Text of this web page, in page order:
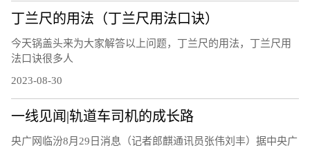
丁兰尺的用法（丁兰尺用法口诀）
今天锅盖头来为大家解答以上问题，丁兰尺的用法，丁兰尺用
法口诀很多人
2023-08-30
一线见闻|轨道车司机的成长路
央广网临汾8月29日消息（记者郎麒通讯员张伟刘丰）据中央广